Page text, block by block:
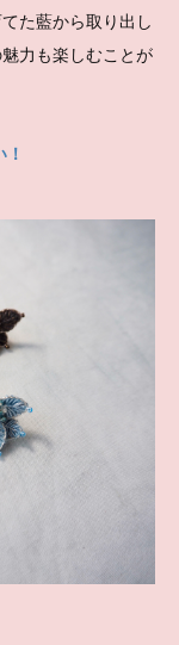
た藍から取り出し
力も楽しむことが